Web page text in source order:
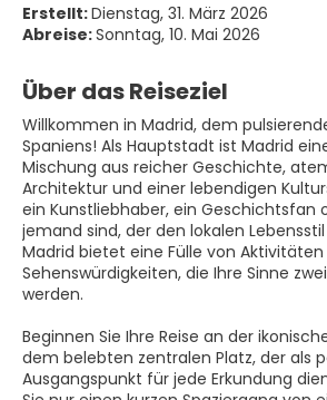
Erstellt:Dienstag, 31. März 2026
Abreise:Sonntag, 10. Mai 2026
Über das Reiseziel
Willkommen in Madrid, dem
Spaniens! Als Hauptstadt ist Madrid
Mischung aus reicher Geschichte,
Architektur und einer lebendigen
ein Kunstliebhaber, ein Geschichtsfan
jemand sind, der den lokalen
Madrid bietet eine Fülle von
Sehenswürdigkeiten, die Ihre Sinne
werden.
Beginnen Sie Ihre Reise an der
dem belebten zentralen Platz, der als
Ausgangspunkt für jede Erkundung